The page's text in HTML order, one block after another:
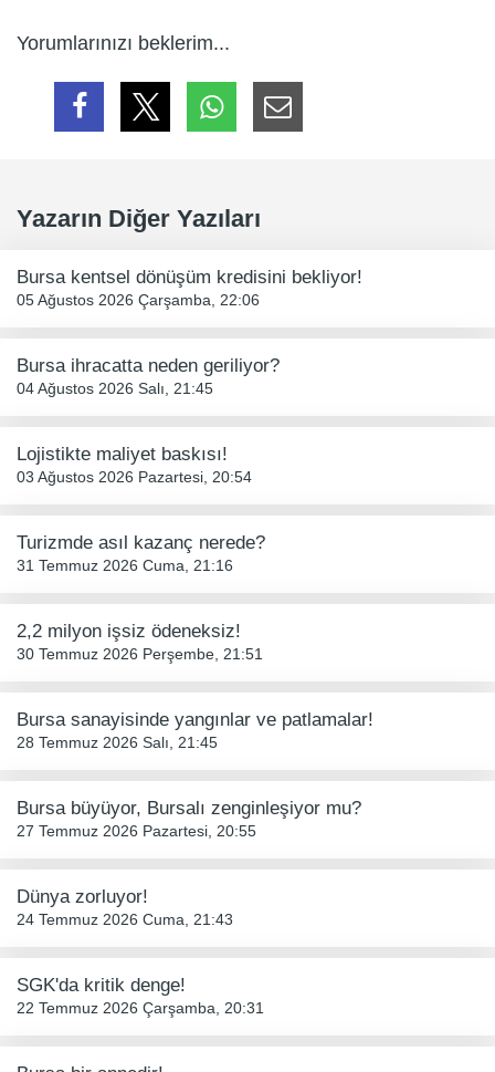
Yorumlarınızı beklerim...
Yazarın Diğer Yazıları
Bursa kentsel dönüşüm kredisini bekliyor!
05 Ağustos 2026 Çarşamba, 22:06
Bursa ihracatta neden geriliyor?
04 Ağustos 2026 Salı, 21:45
Lojistikte maliyet baskısı!
03 Ağustos 2026 Pazartesi, 20:54
Turizmde asıl kazanç nerede?
31 Temmuz 2026 Cuma, 21:16
2,2 milyon işsiz ödeneksiz!
30 Temmuz 2026 Perşembe, 21:51
Bursa sanayisinde yangınlar ve patlamalar!
28 Temmuz 2026 Salı, 21:45
Bursa büyüyor, Bursalı zenginleşiyor mu?
27 Temmuz 2026 Pazartesi, 20:55
Dünya zorluyor!
24 Temmuz 2026 Cuma, 21:43
SGK'da kritik denge!
22 Temmuz 2026 Çarşamba, 20:31